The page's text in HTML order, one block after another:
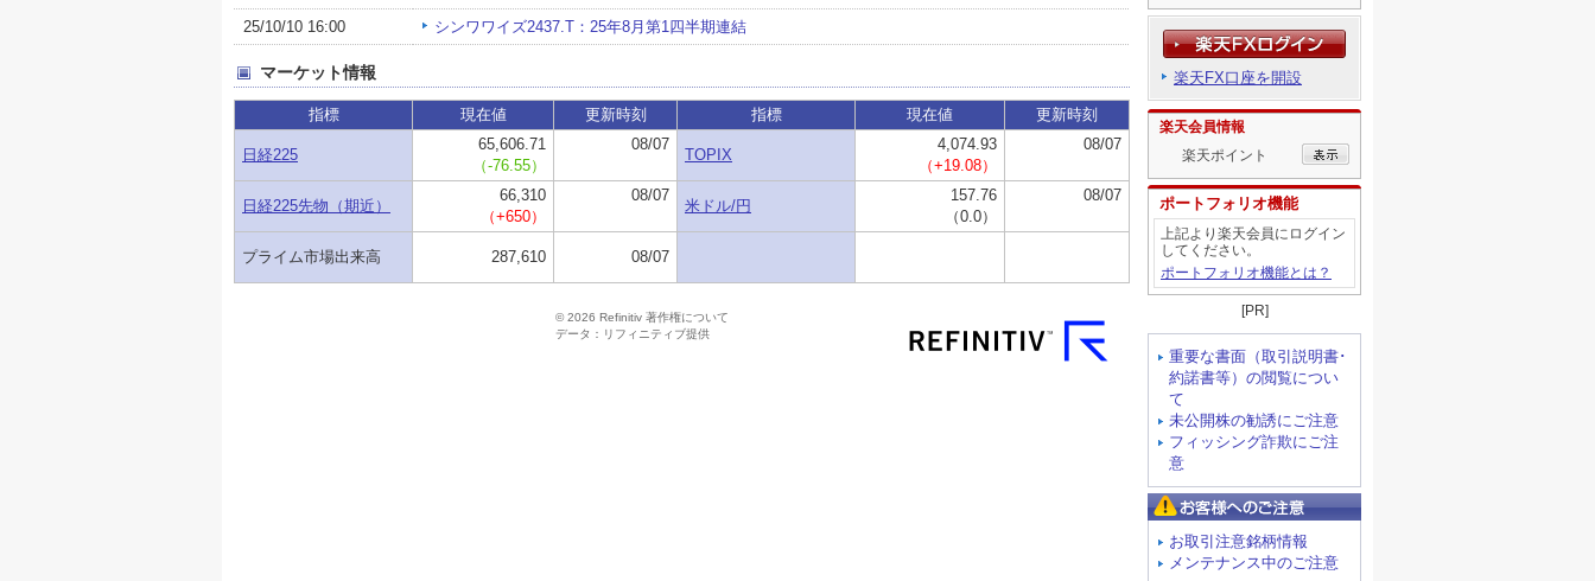
楽天FX口座を開設
楽天会員情報
楽天ポイント
ポートフォリオ機能
上記より楽天会員にログイン
してください。
ポートフォリオ機能とは？
[PR]
重要な書面（取引説明書･
約諾書等）の閲覧につい
て
未公開株の勧誘にご注意
フィッシング詐欺にご注
意
お取引注意銘柄情報
メンテナンス中のご注意